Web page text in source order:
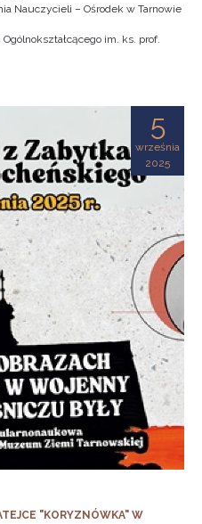
Nauczycieli – Ośrodek w Tarnowie
im. ks. prof.
5
września
2025
"KORYZNÓWKA" W